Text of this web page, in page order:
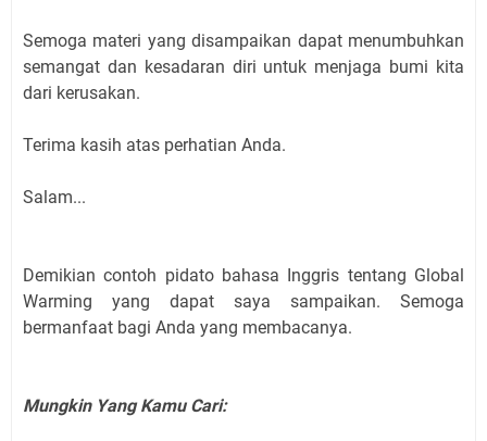
Semoga materi yang disampaikan dapat menumbuhkan
semangat dan kesadaran diri untuk menjaga bumi kita
dari kerusakan.
Terima kasih atas perhatian Anda.
Salam...
Demikian contoh pidato bahasa Inggris tentang Global
Warming yang dapat saya sampaikan. Semoga
bermanfaat bagi Anda yang membacanya.
Mungkin Yang Kamu Cari: